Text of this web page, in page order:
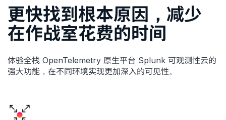
更快找到根本原因，减少
在作战室花费的时间
体验全栈 OpenTelemetry 原生平台 Splunk 可观测性云的
强大功能，在不同环境实现更加深入的可见性。